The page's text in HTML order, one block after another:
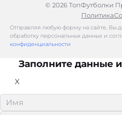
© 2026 ТопФутболки
Политика
Отправляя любую форму на сайте, Вы
обработку персональных данных и
конфиденциальности
Заполните данные
X